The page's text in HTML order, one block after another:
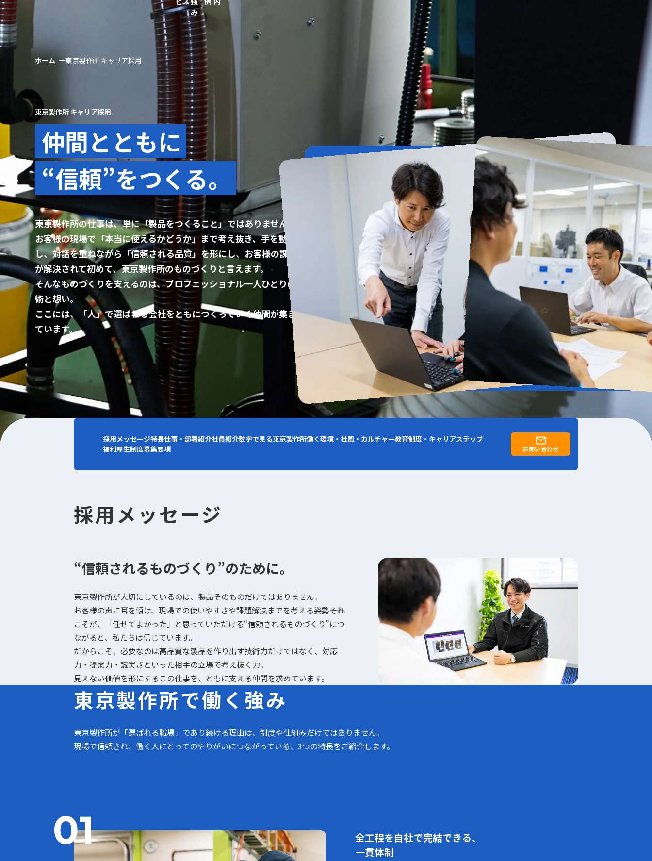
み
ご相談やご質問もこちらから承ります。
contact
contact
contact
ホーム 東京製作所 キャリア採用
東京製作所 キャリア採用
仲間とともに
“信頼”をつくる。
東京製作所の仕事は、単に「製品をつくること」ではありません。
お客様の現場で「本当に使えるかどうか」まで考え抜き、手を動か
し、対話を重ねながら「信頼される品質」を形にし、お客様の課題
が解決されて初めて、東京製作所のものづくりと言えます。
そんなものづくりを支えるのは、プロフェッショナル一人ひとりの技
術と想い。
ここには、「人」で選ばれる会社をともにつくっていく仲間が集まっ
ています。
採用メッセージ特長仕事・部署紹介社員紹介数字で見る東京製作所働く環境・社風・カルチャー教育制度・キャリアステップ
福利厚生制度募集要項 お問い合わせ
採用メッセージ
“信頼されるものづくり”のために。
東京製作所が大切にしているのは、製品そのものだけではありません。
お客様の声に耳を傾け、現場での使いやすさや課題解決までを考える姿勢――それ
こそが、「任せてよかった」と思っていただける“信頼されるものづくり”につ
ながると、私たちは信じています。
だからこそ、必要なのは高品質な製品を作り出す技術力だけではなく、対応
力・提案力・誠実さといった相手の立場で考え抜く力。
見えない価値を形にするこの仕事を、ともに支える仲間を求めています。
東京製作所で働く強み
東京製作所が「選ばれる職場」であり続ける理由は、制度や仕組みだけではありません。
現場で信頼され、働く人にとってのやりがいにつながっている、3つの特長をご紹介します。
全工程を自社で完結できる、
一貫体制